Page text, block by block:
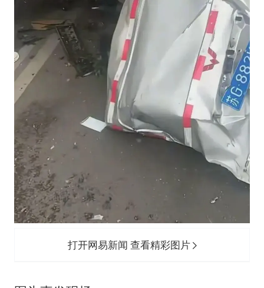
打开网易新闻 查看精彩图片